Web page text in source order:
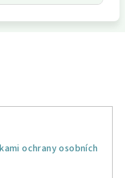
ochrany osobních